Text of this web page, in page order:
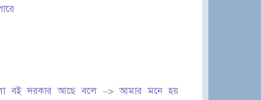
বই দরকার আছে বলে –> আমার মনে হয়